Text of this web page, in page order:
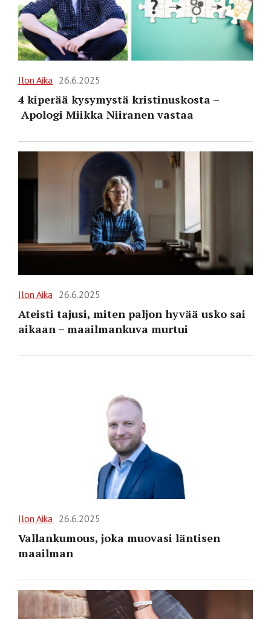
Ilon Aika 26.6.2025
4 kiperää kysymystä kristinuskosta –
Apologi Miikka Niiranen vastaa
Ilon Aika 26.6.2025
Ateisti tajusi, miten paljon hyvää usko sai
aikaan – maailmankuva murtui
Ilon Aika 26.6.2025
Vallankumous, joka muovasi läntisen
maailman